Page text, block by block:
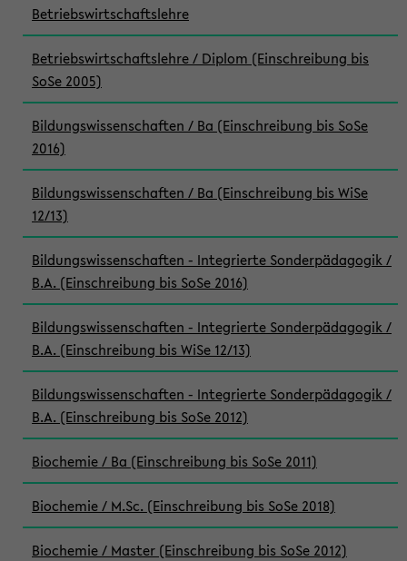
Betriebswirtschaftslehre
Betriebswirtschaftslehre / Diplom (Einschreibung bis
SoSe 2005)
Bildungswissenschaften / Ba (Einschreibung bis SoSe
2016)
Bildungswissenschaften / Ba (Einschreibung bis WiSe
12/13)
Bildungswissenschaften - Integrierte Sonderpädagogik /
B.A. (Einschreibung bis SoSe 2016)
Bildungswissenschaften - Integrierte Sonderpädagogik /
B.A. (Einschreibung bis WiSe 12/13)
Bildungswissenschaften - Integrierte Sonderpädagogik /
B.A. (Einschreibung bis SoSe 2012)
Biochemie / Ba (Einschreibung bis SoSe 2011)
Biochemie / M.Sc. (Einschreibung bis SoSe 2018)
Biochemie / Master (Einschreibung bis SoSe 2012)